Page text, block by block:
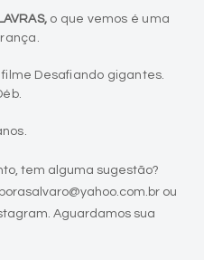
o que vemos é uma
Desafiando gigantes.
tem alguma sugestão?
ou
Aguardamos sua